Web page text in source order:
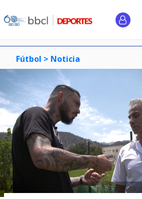
Fútbol > Noticia